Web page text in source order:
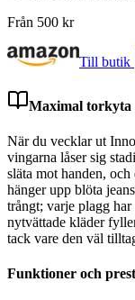
Från 500 kr
Till butik
Maximal torkyta
När du vecklar ut
vingarna låser sig
släta mot handen,
hänger upp blöta
trångt; varje plagg
nytvättade kläder
tack vare den väl
Funktioner och